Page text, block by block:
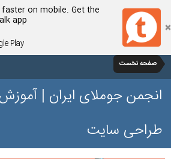
on mobile. Get the
app?
Play
صفحه نخست
انجمن جوملای ایران |
طراحی سایت